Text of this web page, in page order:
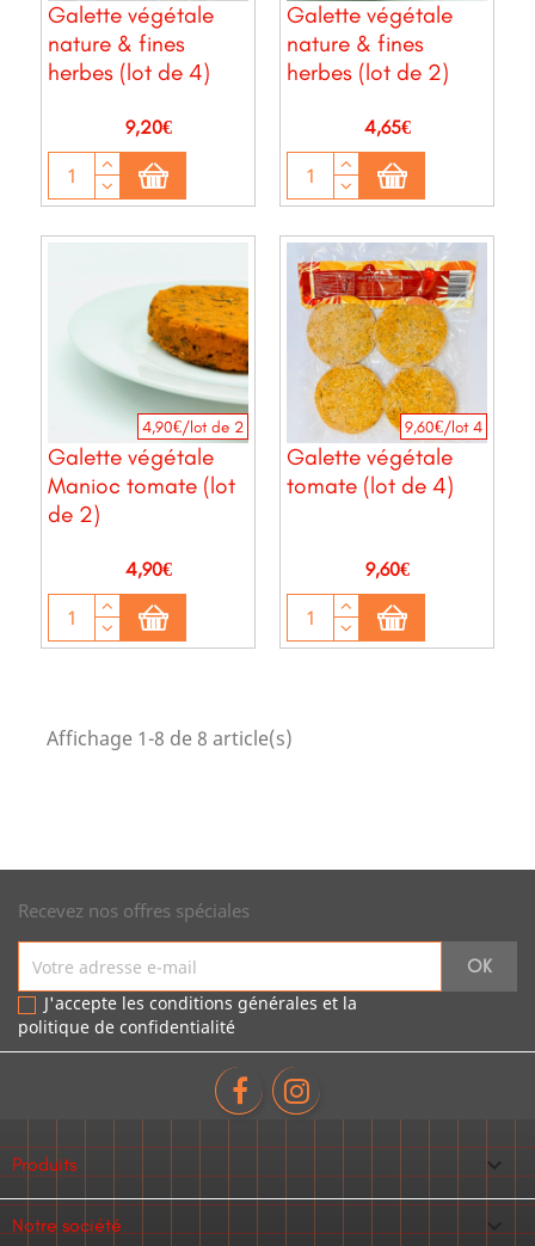
Galette végétale
nature & fines
herbes (lot de 4)
Prix
9,20€
Galette végétale
nature & fines
herbes (lot de 2)
Prix
4,65€
Galette végétale
Manioc tomate (lot
de 2)
4,90€/lot de 2
Prix
4,90€
Galette végétale
tomate (lot de 4)
9,60€/lot 4
Prix
9,60€
Affichage 1-8 de 8 article(s)
Recevez nos offres spéciales
J'accepte les conditions générales et la
politique de confidentialité
Produits 
Notre société 